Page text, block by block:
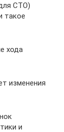
СТО)
такое
хода
изменения
и